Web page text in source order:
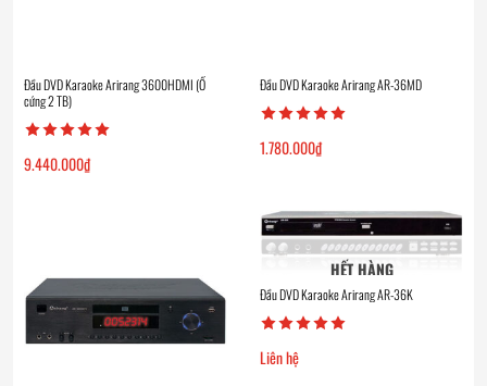
Đầu DVD Karaoke Arirang 3600HDMI (Ổ
cứng 2 TB)
9.440.000₫
Đầu DVD Karaoke Arirang AR-36MD
1.780.000₫
HẾT HÀNG
Đầu DVD Karaoke Arirang AR-36K
Liên hệ